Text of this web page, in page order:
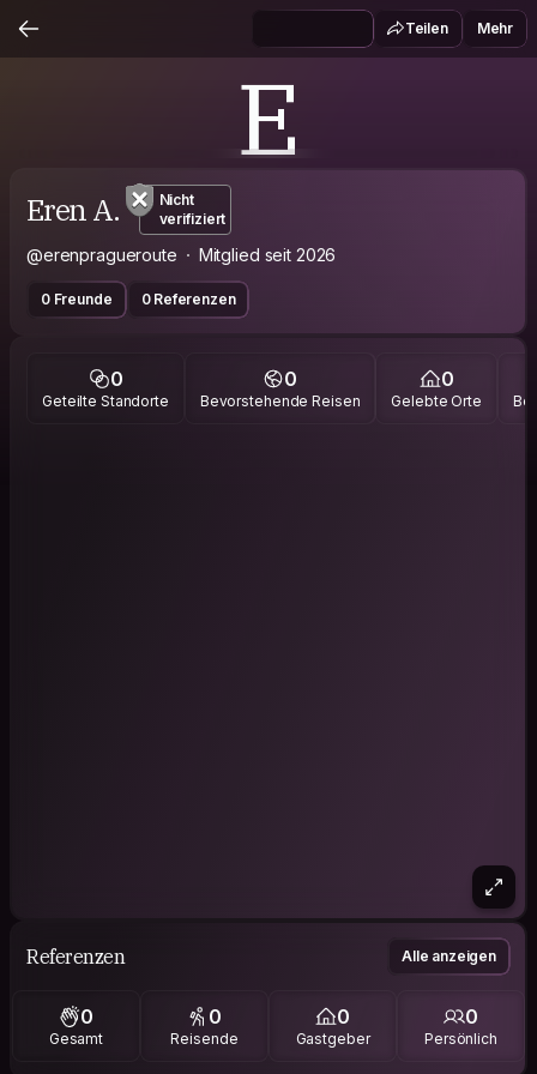
Teilen Mehr
E
Eren A.
Nicht
verifiziert
@erenpragueroute Mitglied seit 2026
0 Freunde 0 Referenzen
0
Geteilte Standorte
0
Bevorstehende Reisen
0
Gelebte Orte
Referenzen Alle anzeigen
0
Gesamt
0
Reisende
0
Gastgeber
0
Persönlich